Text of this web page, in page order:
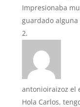
Impresionaba
guardado
antonioiraizoz el
Hola Carlos,